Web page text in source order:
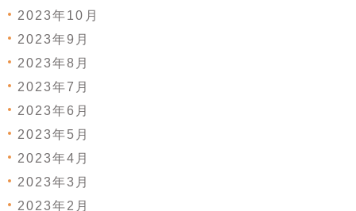
2023年10月
2023年9月
2023年8月
2023年7月
2023年6月
2023年5月
2023年4月
2023年3月
2023年2月